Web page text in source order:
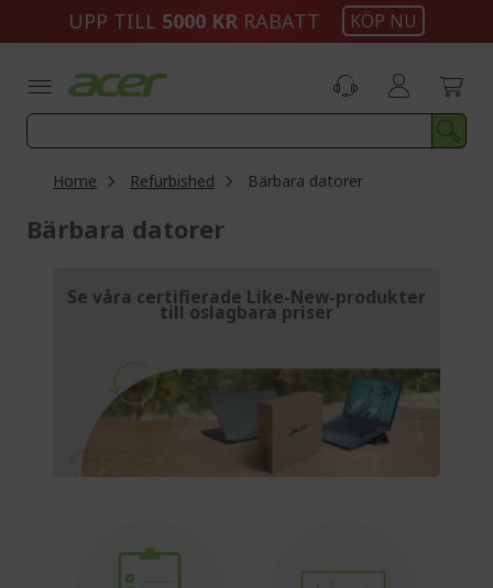
UPP TILL 5000 KR RABATT KÖP NU
Home Refurbished Bärbara datorer
Bärbara datorer
Se våra certifierade Like-New-produkter
till oslagbara priser